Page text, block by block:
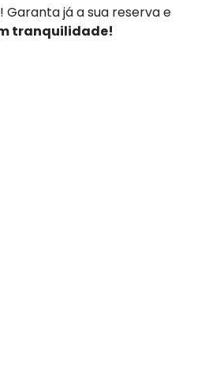
Garanta já a sua reserva e
tranquilidade!